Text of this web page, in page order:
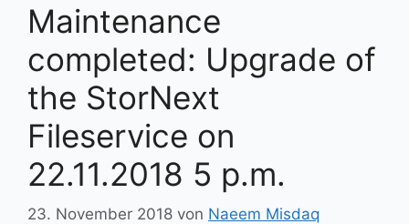
Maintenance
completed: Upgrade of
the StorNext
Fileservice on
22.11.2018 5 p.m.
23. November 2018 von Naeem Misdaq